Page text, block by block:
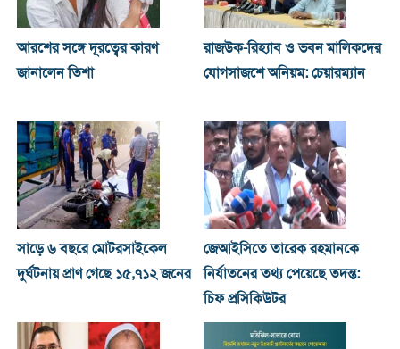
আরশের সঙ্গে দূরত্বের কারণ
জানালেন তিশা
রাজউক-রিহ্যাব ও ভবন মালিকদের
যোগসাজশে অনিয়ম: চেয়ারম্যান
সাড়ে ৬ বছরে মোটরসাইকেল
দুর্ঘটনায় প্রাণ গেছে ১৫,৭১২ জনের
জেআইসিতে তারেক রহমানকে
নির্যাতনের তথ্য পেয়েছে তদন্ত:
চিফ প্রসিকিউটর